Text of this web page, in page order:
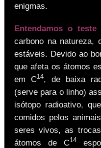
enigmas.
Entendamos o
carbono na natureza,
estáveis. Devido ao
que afeta os átomos
em C14, de baixa
(serve para o linho)
isótopo radioativo,
comidos pelos
seres vivos, as
átomos de C14